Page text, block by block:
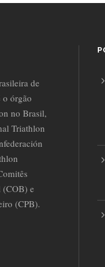
de
órgão
no Brasil,
Triathlon
e
(CPB).